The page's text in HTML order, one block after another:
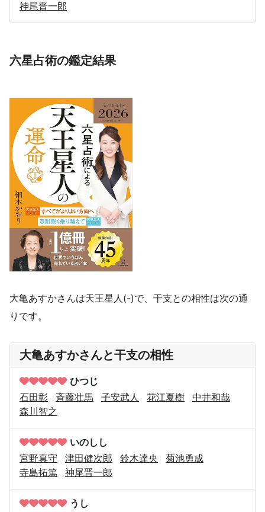
神尾晋一郎
六星占術の鑑定結果
大亀あすかさんは天王星人(-)で、干支との相性は次の通
りです。
大亀あすかさんと干支の相性
ひつじ
石田彰
斉藤壮馬 子安武人 花江夏樹
中井和哉
森川智之
いのしし
宮野真守
津田健次郎 鈴木達央
菊池勇成
寺島拓篤
神尾晋一郎
うし